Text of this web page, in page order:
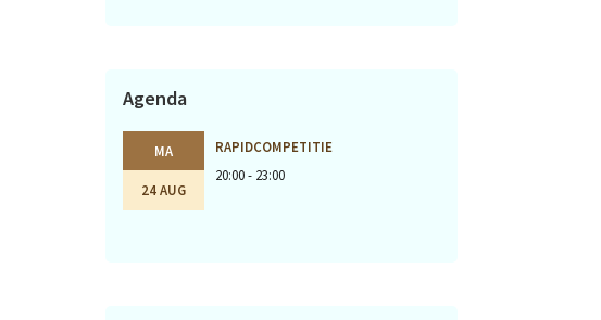
Agenda
MA
24 AUG
RAPIDCOMPETITIE
20:00 - 23:00